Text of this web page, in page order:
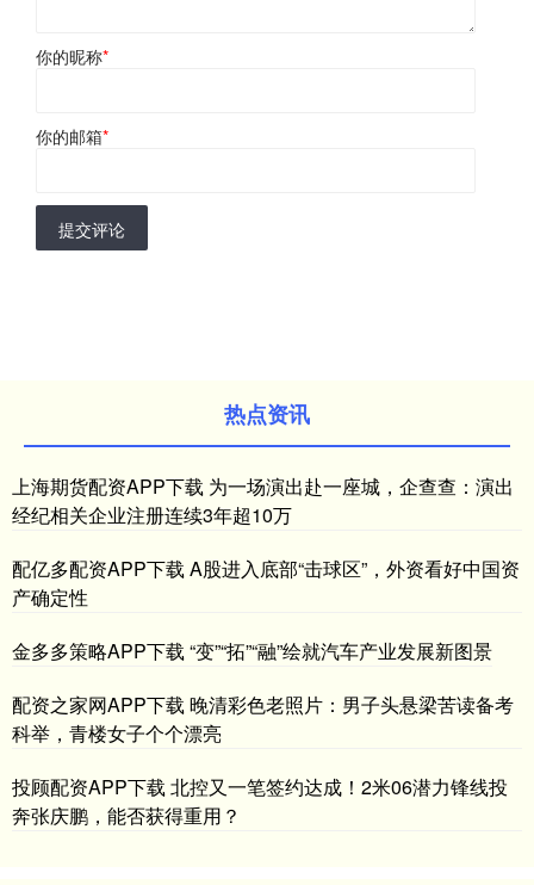
你的昵称*
你的邮箱*
提交评论
热点资讯
上海期货配资APP下载 为一场演出赴一座城，企查查：演出
经纪相关企业注册连续3年超10万
配亿多配资APP下载 A股进入底部“击球区”，外资看好中国资
产确定性
金多多策略APP下载 “变”“拓”“融”绘就汽车产业发展新图景
配资之家网APP下载 晚清彩色老照片：男子头悬梁苦读备考
科举，青楼女子个个漂亮
投顾配资APP下载 北控又一笔签约达成！2米06潜力锋线投
奔张庆鹏，能否获得重用？